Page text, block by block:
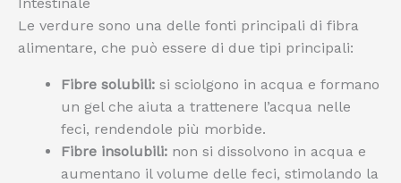
Le verdure sono una delle fonti principali di fibra
alimentare, che può essere di due tipi principali:
Fibre solubili: si sciolgono in acqua e formano
un gel che aiuta a trattenere l’acqua nelle
feci, rendendole più morbide.
Fibre insolubili: non si dissolvono in acqua e
aumentano il volume delle feci, stimolando la